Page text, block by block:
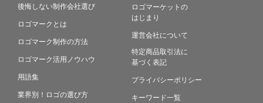
後悔しない制作会社選び
ロゴマークとは
ロゴマーク制作の方法
ロゴマーク活用ノウハウ
用語集
業界別！ロゴの選び方
ロゴマーケットの
はじまり
運営会社について
特定商品取引法に
基づく表記
プライバシーポリシー
キーワード一覧